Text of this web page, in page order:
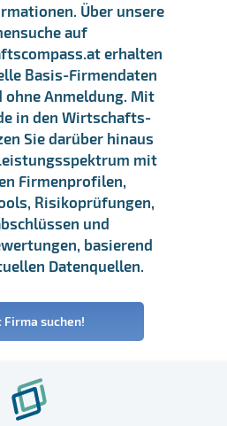
Über unsere
auf
erhalten
Basis-Firmendaten
ohne Anmeldung. Mit
in den Wirtschafts-
Sie darüber hinaus
mit
Firmenprofilen,
Risikoprüfungen,
und
basierend
Datenquellen.
Firma suchen!